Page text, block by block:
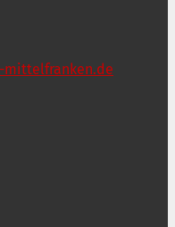
mittelfranken.de